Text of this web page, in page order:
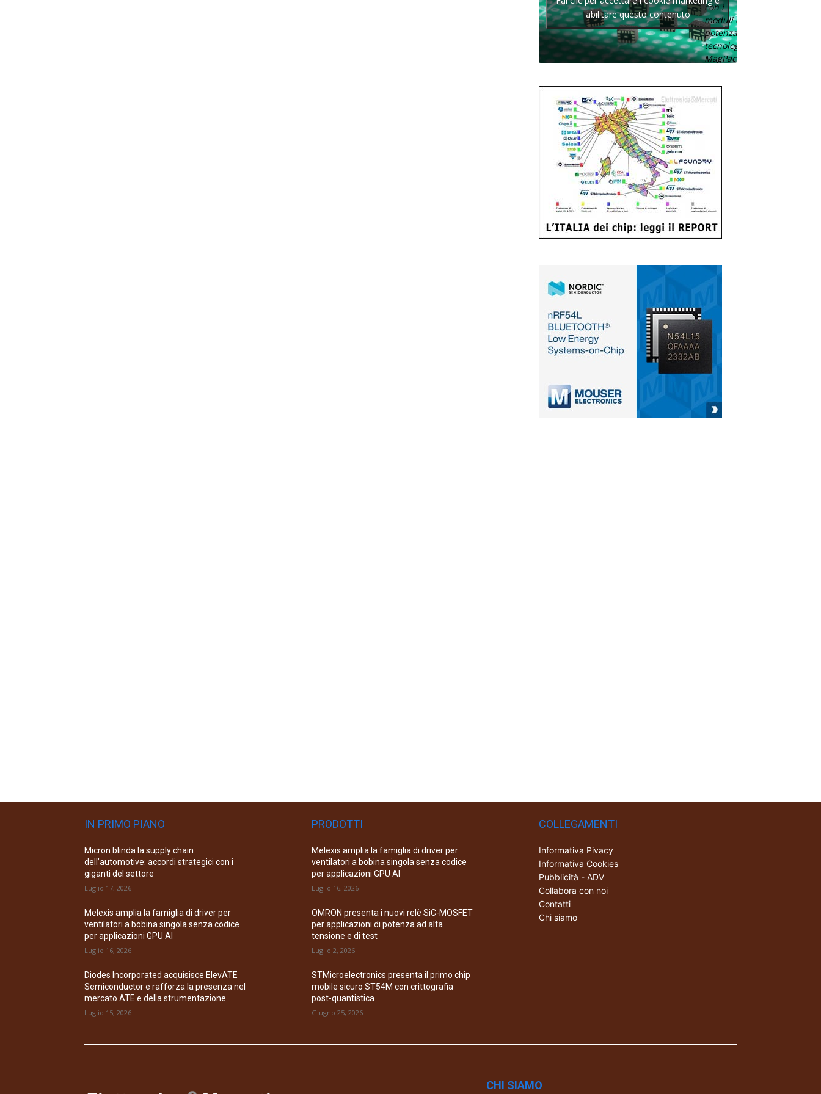
con i
moduli di
potenza con
tecnologia
MagPack.
abilitare questo contenuto
IN PRIMO PIANO
Micron blinda la supply chain
dell’automotive: accordi strategici con i
giganti del settore
Luglio 17, 2026
Melexis amplia la famiglia di driver per
ventilatori a bobina singola senza codice
per applicazioni GPU AI
Luglio 16, 2026
Diodes Incorporated acquisisce ElevATE
Semiconductor e rafforza la presenza nel
mercato ATE e della strumentazione
Luglio 15, 2026
PRODOTTI
Melexis amplia la famiglia di driver per
ventilatori a bobina singola senza codice
per applicazioni GPU AI
Luglio 16, 2026
OMRON presenta i nuovi relè SiC-MOSFET
per applicazioni di potenza ad alta
tensione e di test
Luglio 2, 2026
STMicroelectronics presenta il primo chip
mobile sicuro ST54M con crittografia
post-quantistica
Giugno 25, 2026
COLLEGAMENTI
Informativa Pivacy
Informativa Cookies
Pubblicità - ADV
Collabora con noi
Contatti
Chi siamo
CHI SIAMO